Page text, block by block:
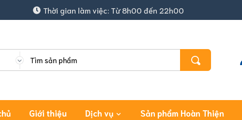
Thời gian làm việc: Từ 8h00 đến 22h00
Giới thiệu Dịch vụ Sản phẩm Hoàn Thiện